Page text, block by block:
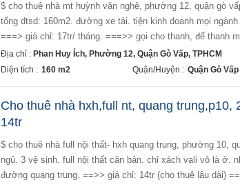
$ cho thuê nhà mt huỳnh văn nghệ, phường 12, quận gò vấp $ - diện tích: 4 x 35m. 1 lửng. trệt trống suốt.
tổng dtsd: 160m2. đường xe tải. tiện kinh doanh mọi
===> giá chỉ: 17tr/ tháng. ===>> gọi cho thanh, để thanh
Địa chỉ : Phan Huy Ích, Phường 12, Quận Gò Vấp, TPHCM
Diện tích : 160 m2 Quận/Huyện : Quận Gò Vấp
Cho thuê nhà hxh,full nt, quang trung,p10,
14tr
$ cho thuê nhà full nội thất- hxh quang trung, phường 10, quận gò vấp $ - diện tích: 5,5 x 10m. 2 lầu. 4 phòng
ngủ. 3 vệ sinh. full nội thất căn bản. chỉ xách vali vô là ở.
đường quang trung. ==>> giá chỉ: 14tr (cho thuê lâu dài)